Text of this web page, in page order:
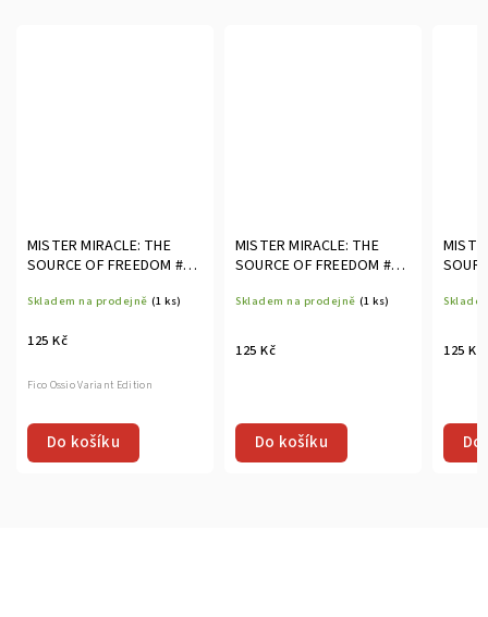
MISTER MIRACLE: THE
SOURCE OF FREEDOM #2
Skladem na prodejně (1 ks)
125 Kč
Do košíku
Fico Ossio Variant Edition
MISTER MIRACLE: THE
SOURCE OF FREEDOM #2
Skladem na prodejně (1 ks)
125 Kč
Do košíku
125 Kč